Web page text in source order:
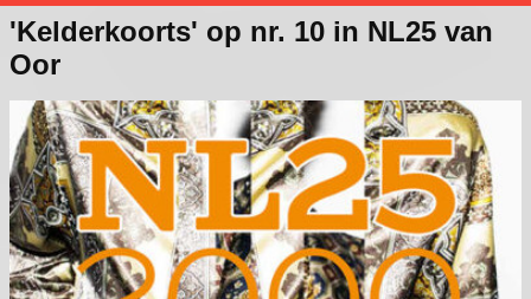
'Kelderkoorts' op nr. 10 in NL25 van
Oor